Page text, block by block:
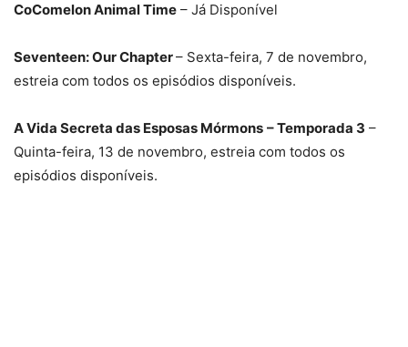
CoComelon Animal Time – Já Disponível
Seventeen: Our Chapter– Sexta-feira, 7 de novembro,
estreia com todos os episódios disponíveis.
A Vida Secreta das Esposas Mórmons – Temporada 3 –
Quinta-feira, 13 de novembro, estreia com todos os
episódios disponíveis.